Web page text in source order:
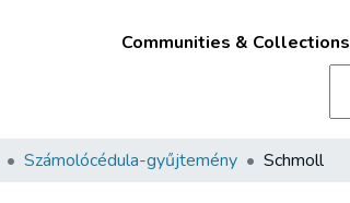
Communities & Collections
Számolócédula-gyűjtemény Schmoll